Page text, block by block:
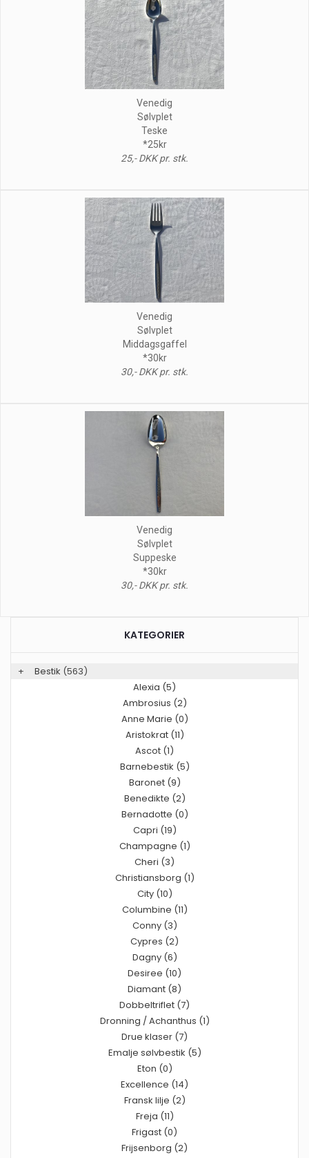
Venedig
Sølvplet
Teske
*25kr
25,- DKK pr. stk.
Venedig
Sølvplet
Middagsgaffel
*30kr
30,- DKK pr. stk.
Venedig
Sølvplet
Suppeske
*30kr
30,- DKK pr. stk.
KATEGORIER
+ Bestik (563)
Alexia (5)
Ambrosius (2)
Anne Marie (0)
Aristokrat (11)
Ascot (1)
Barnebestik (5)
Baronet (9)
Benedikte (2)
Bernadotte (0)
Capri (19)
Champagne (1)
Cheri (3)
Christiansborg (1)
City (10)
Columbine (11)
Conny (3)
Cypres (2)
Dagny (6)
Desiree (10)
Diamant (8)
Dobbeltriflet (7)
Dronning / Achanthus (1)
Drue klaser (7)
Emalje sølvbestik (5)
Eton (0)
Excellence (14)
Fransk lilje (2)
Freja (11)
Frigast (0)
Frijsenborg (2)